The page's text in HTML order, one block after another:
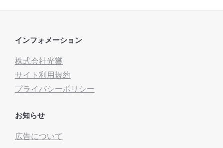
インフォメーション
株式会社光響
サイト利用規約
プライバシーポリシー
お知らせ
広告について